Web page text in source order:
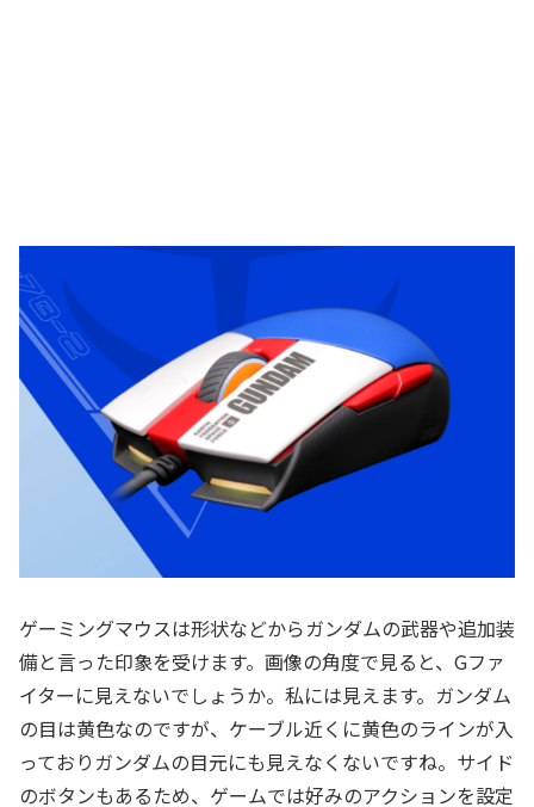
ゲーミングマウスは形状などからガンダムの武器や追加装
備と言った印象を受けます。画像の角度で見ると、Gファ
イターに見えないでしょうか。私には見えます。ガンダム
の目は黄色なのですが、ケーブル近くに黄色のラインが入
っておりガンダムの目元にも見えなくないですね。サイド
のボタンもあるため、ゲームでは好みのアクションを設定